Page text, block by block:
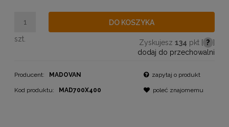
szt.
DO KOSZYKA
Zyskujesz 134 pkt [ ? ]
dodaj do przechowalni
Producent: MADOVAN
Kod produktu: MAD700X400
zapytaj o produkt
poleć znajomemu